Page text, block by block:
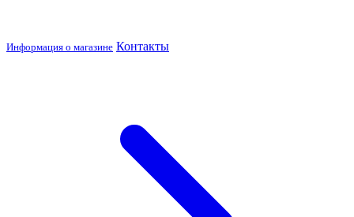
Информация о магазине Контакты